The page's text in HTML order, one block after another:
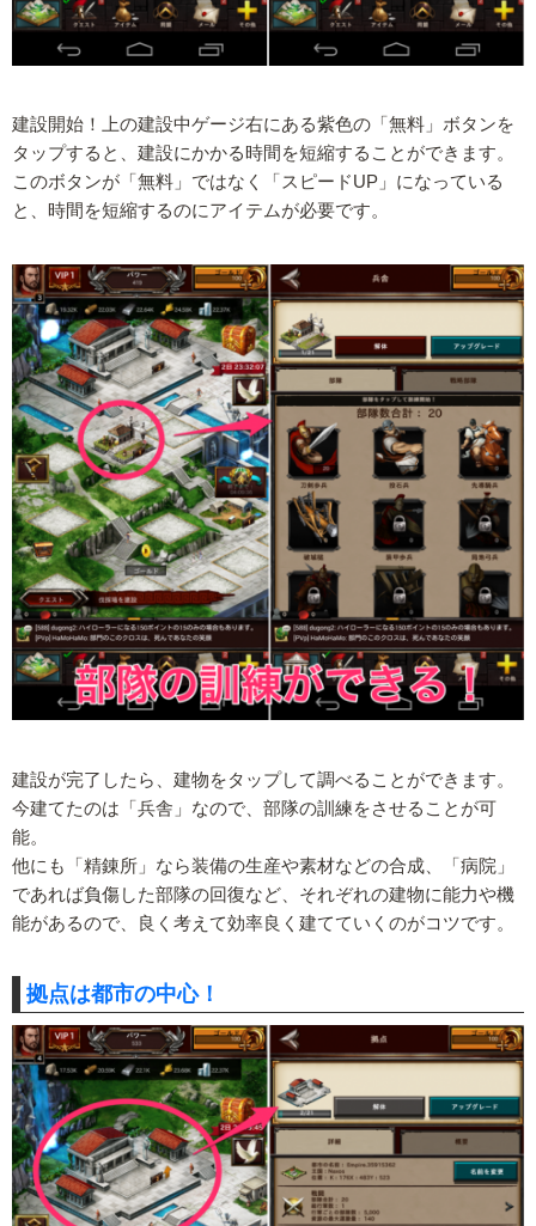
建設開始！上の建設中ゲージ右にある紫色の「無料」ボタンを
タップすると、建設にかかる時間を短縮することができます。
このボタンが「無料」ではなく「スピードUP」になっている
と、時間を短縮するのにアイテムが必要です。
建設が完了したら、建物をタップして調べることができます。
今建てたのは「兵舎」なので、部隊の訓練をさせることが可
能。
他にも「精錬所」なら装備の生産や素材などの合成、「病院」
であれば負傷した部隊の回復など、それぞれの建物に能力や機
能があるので、良く考えて効率良く建てていくのがコツです。
拠点は都市の中心！